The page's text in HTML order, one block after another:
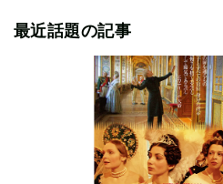
最近話題の記事